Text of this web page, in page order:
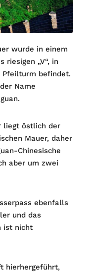
wurde in einem
riesigen „V“, in
Pfeilturm befindet.
Name
liegt östlich der
Mauer, daher
Chinesische
aber um zwei
ebenfalls
und das
ist nicht
hierhergeführt,